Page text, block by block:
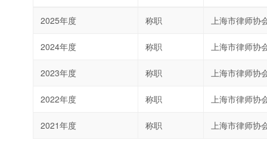
2025年度 称职 上海市律师协
2024年度 称职 上海市律师协
2023年度 称职 上海市律师协
2022年度 称职 上海市律师协
2021年度 称职 上海市律师协